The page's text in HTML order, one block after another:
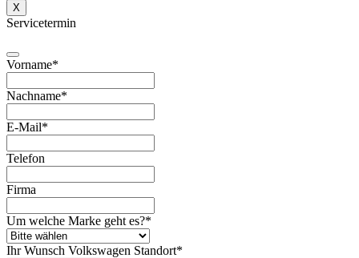
X
Servicetermin
Vorname*
Nachname*
E-Mail*
Telefon
Firma
Um welche Marke geht es?*
Ihr Wunsch Volkswagen Standort*